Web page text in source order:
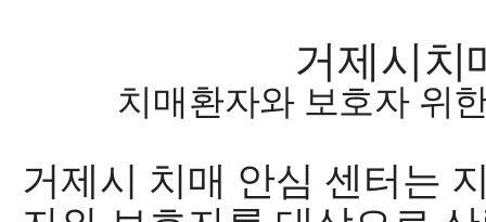
거제시치
치매환자와 보호자 위
거제시 치매 안심 센터 는